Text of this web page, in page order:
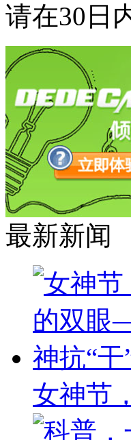
请在30日
最新新闻
女神节